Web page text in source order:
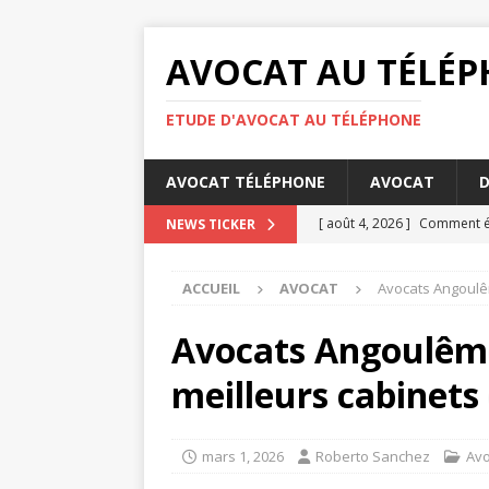
AVOCAT AU
ETUDE D'AVOCAT AU TÉLÉPHONE
AVOCAT TÉLÉPHONE AVOCAT
NEWS TICKER [ août 4, 2026 ] Comment
[ août 3, 2026 ] Barème
[ juillet 31, 2026 ]
Les
[ juillet 27, 2026 ]
La
[ août 6, 2026 ] Les bases
ACCUEIL AVOCAT Avocats
Avocats
meilleurs cabinets
mars 1, 2026 Roberto Sanchez